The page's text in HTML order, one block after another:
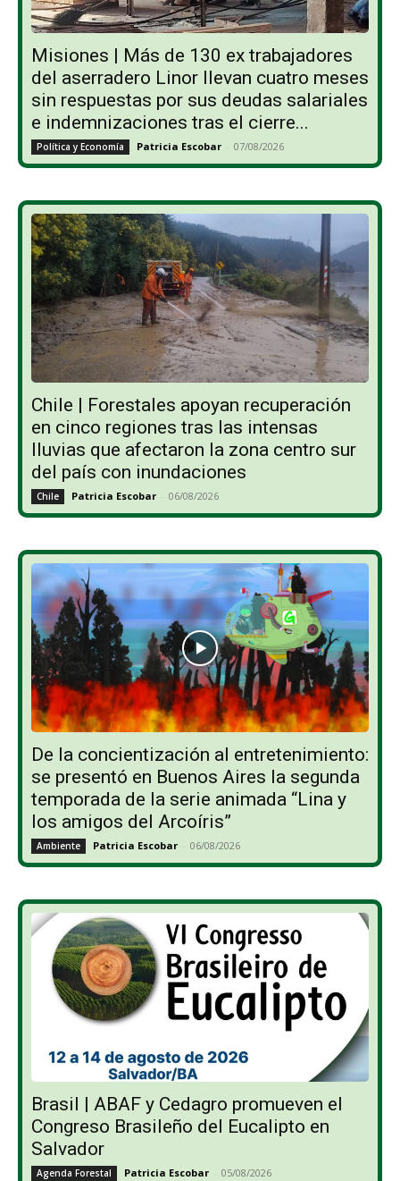
Misiones | Más de 130 ex trabajadores
del aserradero Linor llevan cuatro meses
sin respuestas por sus deudas salariales
e indemnizaciones tras el cierre...
Política y Economía Patricia Escobar - 07/08/2026
Chile | Forestales apoyan recuperación
en cinco regiones tras las intensas
lluvias que afectaron la zona centro sur
del país con inundaciones
Chile Patricia Escobar - 06/08/2026
De la concientización al entretenimiento:
se presentó en Buenos Aires la segunda
temporada de la serie animada “Lina y
los amigos del Arcoíris”
Ambiente Patricia Escobar - 06/08/2026
Brasil | ABAF y Cedagro promueven el
Congreso Brasileño del Eucalipto en
Salvador
Agenda Forestal Patricia Escobar - 05/08/2026